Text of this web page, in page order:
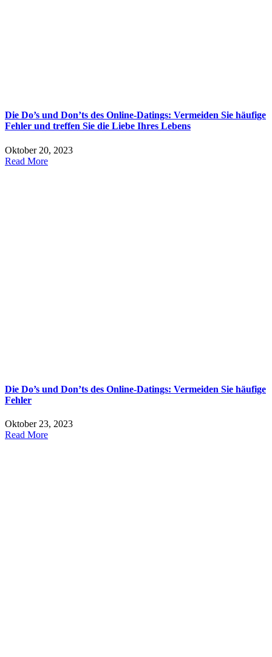
Die Do’s und Don’ts des Online-Datings: Vermeiden Sie häufige
Fehler und treffen Sie die Liebe Ihres Lebens
Oktober 20, 2023
Read More
Die Do’s und Don’ts des Online-Datings: Vermeiden Sie häufige
Fehler
Oktober 23, 2023
Read More